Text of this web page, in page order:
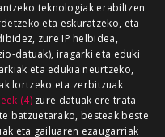
teknologiak erabiltzen
eta eskuratzeko, eta
zure IP helbidea,
datuak), iragarki eta eduki
eta edukia neurtzeko,
lortzeko eta zerbitzuak
(4)zure datuak ere trata
batzuetarako, besteak beste
eta gailuaren ezaugarriak